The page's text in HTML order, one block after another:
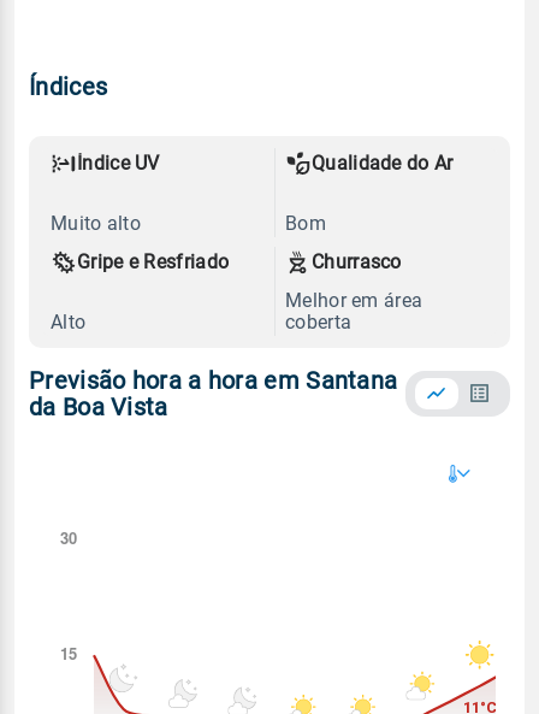
Índices
Índice UV
Muito alto
Qualidade do Ar
Bom
Gripe e Resfriado
Alto
Churrasco
Melhor em área
coberta
Previsão hora a hora em Santana
da Boa Vista